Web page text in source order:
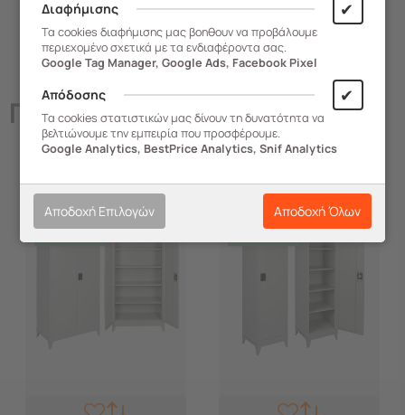
ΠαρόμοιαΠροϊόντα
-14% -9%
Διαφήμισης ✔
Τα cookies διαφήμισης μας βοηθουν να προβάλουμε
περιεχομένο σχετικά με τα ενδιαφέροντα σας.
Google Tag Manager, Google Ads, Facebook Pixel
Απόδοσης ✔
Τα cookies στατιστικών μας δίνουν τη δυνατότητα να
βελτιώνουμε την εμπειρία που προσφέρουμε.
Google Analytics, BestPrice Analytics, Snif Analytics
Αποδοχή Επιλογών Αποδοχή Όλων